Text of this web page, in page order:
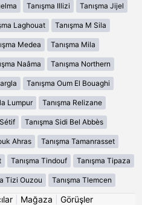
Tanışma Illizi Tanışma Jijel
Laghouat Tanışma M Sila
Medea Tanışma Mila
Naâma Tanışma Northern
Tanışma Oum El Bouaghi
Lumpur Tanışma Relizane
Tanışma Sidi Bel Abbès
Ahras Tanışma Tamanrasset
Tanışma Tindouf Tanışma Tipaza
Tizi Ouzou Tanışma Tlemcen
Mağaza
Görüşler